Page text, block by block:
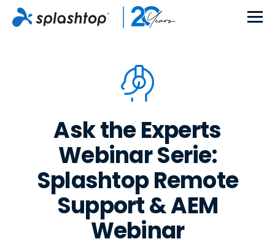
Ask the Experts
Webinar Serie:
Splashtop Remote
Support & AEM
Webinar